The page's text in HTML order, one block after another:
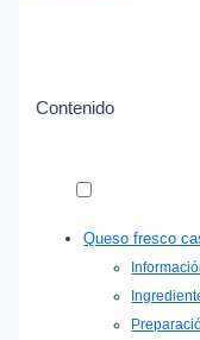
Contenido
Queso fresco